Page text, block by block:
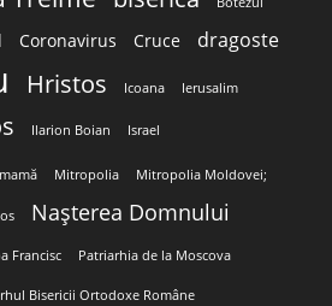
Coronavirus Cruce dragoste
Hristos Icoana Ierusalim
Ilarion Boian Israel
mamă Mitropolia Mitropolia Moldovei;
Nașterea Domnului
Francisc Patriarhia de la Moscova
Bisericii Ortodoxe Române